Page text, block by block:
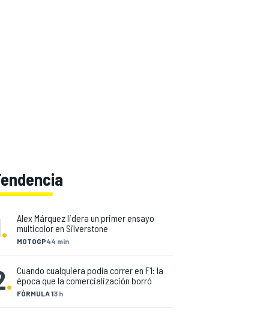
. MOTOGP44 min
Alex Márquez lidera un primer ensayo
multicolor en Silverstone
. FÓRMULA 13 h
Cuando cualquiera podía correr en F1: la
época que la comercialización borró